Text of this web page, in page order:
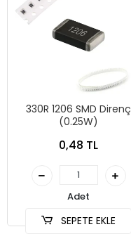
330R 1206 SMD Direnç
(0.25W)
0,48 TL
Adet
SEPETE EKLE